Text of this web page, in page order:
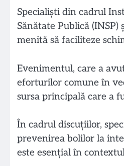
Specialiști din cadrul
Sănătate Publică
menită să faciliteze
Evenimentul, care a
eforturilor comune în
sursa principală care a
În cadrul discuțiilor,
prevenirea bolilor la
este esențial în